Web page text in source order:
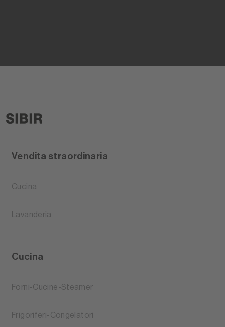
Vendita straordinaria
Cucina
Lavanderia
Cucina
Forni-Cucine-Steamer
Frigoriferi-Congelatori